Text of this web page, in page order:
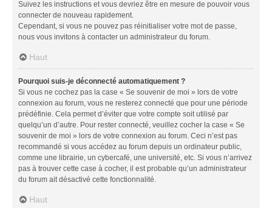
Suivez les instructions et vous devriez être en mesure de pouvoir vous
connecter de nouveau rapidement.
Cependant, si vous ne pouvez pas réinitialiser votre mot de passe,
nous vous invitons à contacter un administrateur du forum.
Haut
Pourquoi suis-je déconnecté automatiquement ?
Si vous ne cochez pas la case « Se souvenir de moi » lors de votre
connexion au forum, vous ne resterez connecté que pour une période
prédéfinie. Cela permet d’éviter que votre compte soit utilisé par
quelqu’un d’autre. Pour rester connecté, veuillez cocher la case « Se
souvenir de moi » lors de votre connexion au forum. Ceci n’est pas
recommandé si vous accédez au forum depuis un ordinateur public,
comme une librairie, un cybercafé, une université, etc. Si vous n’arrivez
pas à trouver cette case à cocher, il est probable qu’un administrateur
du forum ait désactivé cette fonctionnalité.
Haut